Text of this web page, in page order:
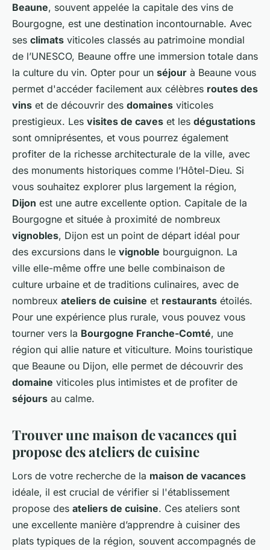
Beaune, souvent appelée la capitale des vins de
Bourgogne, est une destination incontournable. Avec
ses climats viticoles classés au patrimoine mondial
de l’UNESCO, Beaune offre une immersion totale dans
la culture du vin. Opter pour un séjour à Beaune vous
permet d'accéder facilement aux célèbres routes des
vins et de découvrir des domaines viticoles
prestigieux. Les visites de caves et les dégustations
sont omniprésentes, et vous pourrez également
profiter de la richesse architecturale de la ville, avec
des monuments historiques comme l’Hôtel-Dieu. Si
vous souhaitez explorer plus largement la région,
Dijon est une autre excellente option. Capitale de la
Bourgogne et située à proximité de nombreux
vignobles, Dijon est un point de départ idéal pour
des excursions dans le vignoble bourguignon. La
ville elle-même offre une belle combinaison de
culture urbaine et de traditions culinaires, avec de
nombreux ateliers de cuisine et restaurants étoilés.
Pour une expérience plus rurale, vous pouvez vous
tourner vers la Bourgogne Franche-Comté, une
région qui allie nature et viticulture. Moins touristique
que Beaune ou Dijon, elle permet de découvrir des
domaine viticoles plus intimistes et de profiter de
séjours au calme.
Trouver une maison de vacances qui
propose des ateliers de cuisine
Lors de votre recherche de la maison de vacances
idéale, il est crucial de vérifier si l'établissement
propose des ateliers de cuisine. Ces ateliers sont
une excellente manière d’apprendre à cuisiner des
plats typiques de la région, souvent accompagnés de